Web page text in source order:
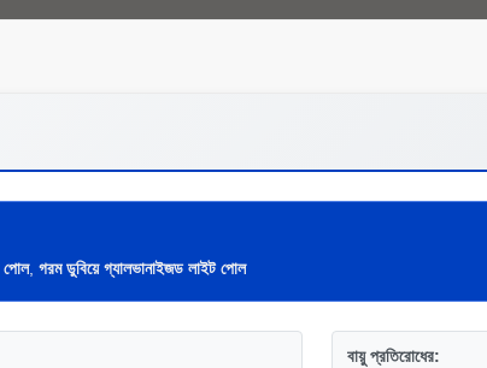
পোল, গরম ডুবিয়ে গ্যালভানাইজড লাইট পোল
বায়ু প্রতিরোধের: